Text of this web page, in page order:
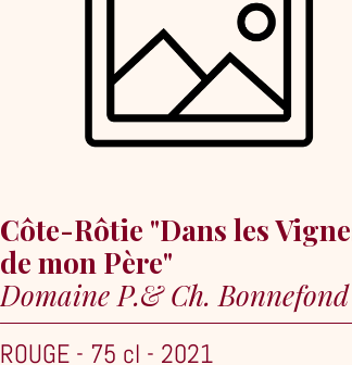
Côte-Rôtie "Dans les
de mon Père"
Domaine P.& Ch. Bonnefond
ROUGE - 75 cl - 2021